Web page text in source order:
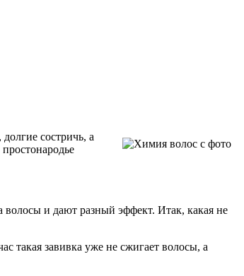
состричь, а
волосы и дают разный эффект. Итак, какая не
такая завивка уже не сжигает волосы, а